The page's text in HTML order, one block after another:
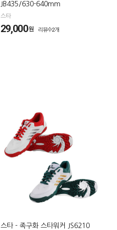
JB435/630-640mm
스타
29,000원 리뷰수2개
스타 - 족구화 스타워커 JS6210